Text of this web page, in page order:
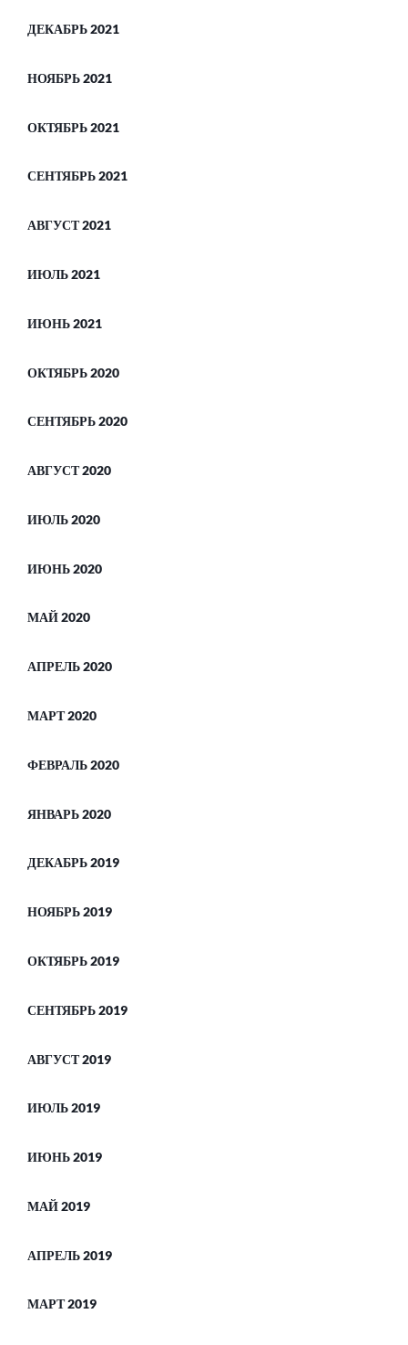
ДЕКАБРЬ 2021
НОЯБРЬ 2021
ОКТЯБРЬ 2021
СЕНТЯБРЬ 2021
АВГУСТ 2021
ИЮЛЬ 2021
ИЮНЬ 2021
ОКТЯБРЬ 2020
СЕНТЯБРЬ 2020
АВГУСТ 2020
ИЮЛЬ 2020
ИЮНЬ 2020
МАЙ 2020
АПРЕЛЬ 2020
МАРТ 2020
ФЕВРАЛЬ 2020
ЯНВАРЬ 2020
ДЕКАБРЬ 2019
НОЯБРЬ 2019
ОКТЯБРЬ 2019
СЕНТЯБРЬ 2019
АВГУСТ 2019
ИЮЛЬ 2019
ИЮНЬ 2019
МАЙ 2019
АПРЕЛЬ 2019
МАРТ 2019